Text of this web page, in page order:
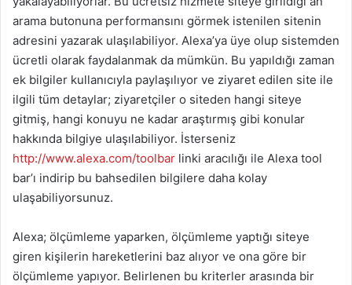
arama butonuna performansını görmek istenilen sitenin
adresini yazarak ulaşılabiliyor. Alexa’ya üye olup sistemden
ücretli olarak faydalanmak da mümkün. Bu yapıldığı zaman
ek bilgiler kullanıcıyla paylaşılıyor ve ziyaret edilen site ile
ilgili tüm detaylar; ziyaretçiler o siteden hangi siteye
gitmiş, hangi konuyu ne kadar araştırmış gibi konular
hakkında bilgiye ulaşılabiliyor. İsterseniz
http://www.alexa.com/toolbar linki aracılığı ile Alexa tool
bar’ı indirip bu bahsedilen bilgilere daha kolay
ulaşabiliyorsunuz.
Alexa; ölçümleme yaparken, ölçümleme yaptığı siteye
giren kişilerin hareketlerini baz alıyor ve ona göre bir
ölçümleme yapıyor. Belirlenen bu kriterler arasında bir